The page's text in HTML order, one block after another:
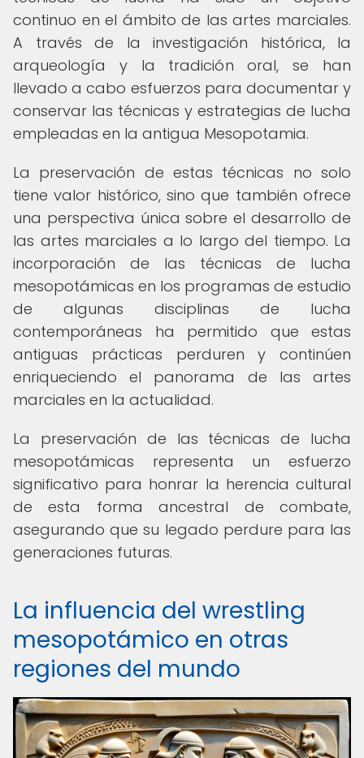
continuo en el ámbito de las artes marciales.
A través de la investigación histórica, la
arqueología y la tradición oral, se han
llevado a cabo esfuerzos para documentar y
conservar las técnicas y estrategias de lucha
empleadas en la antigua Mesopotamia.
La preservación de estas técnicas no solo
tiene valor histórico, sino que también ofrece
una perspectiva única sobre el desarrollo de
las artes marciales a lo largo del tiempo. La
incorporación de las técnicas de lucha
mesopotámicas en los programas de estudio
de algunas disciplinas de lucha
contemporáneas ha permitido que estas
antiguas prácticas perduren y continúen
enriqueciendo el panorama de las artes
marciales en la actualidad.
La preservación de las técnicas de lucha
mesopotámicas representa un esfuerzo
significativo para honrar la herencia cultural
de esta forma ancestral de combate,
asegurando que su legado perdure para las
generaciones futuras.
La influencia del wrestling
mesopotámico en otras
regiones del mundo